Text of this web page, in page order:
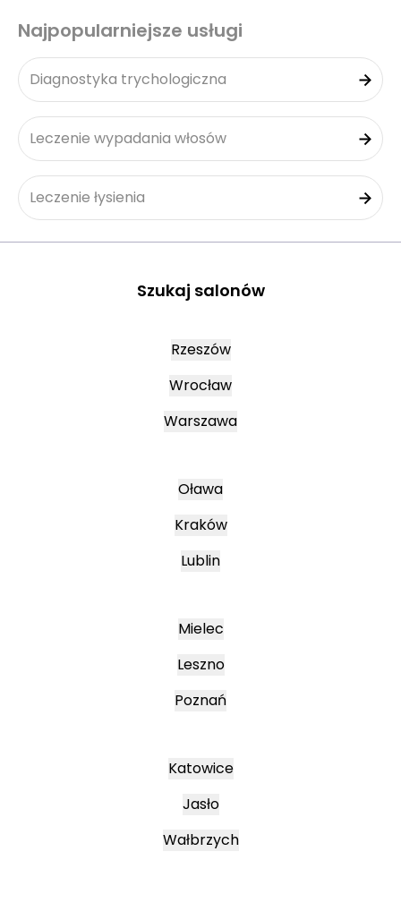
Najpopularniejsze usługi
Diagnostyka trychologiczna
Leczenie wypadania włosów
Leczenie łysienia
Szukaj salonów
Rzeszów
Wrocław
Warszawa
Oława
Kraków
Lublin
Mielec
Leszno
Poznań
Katowice
Jasło
Wałbrzych